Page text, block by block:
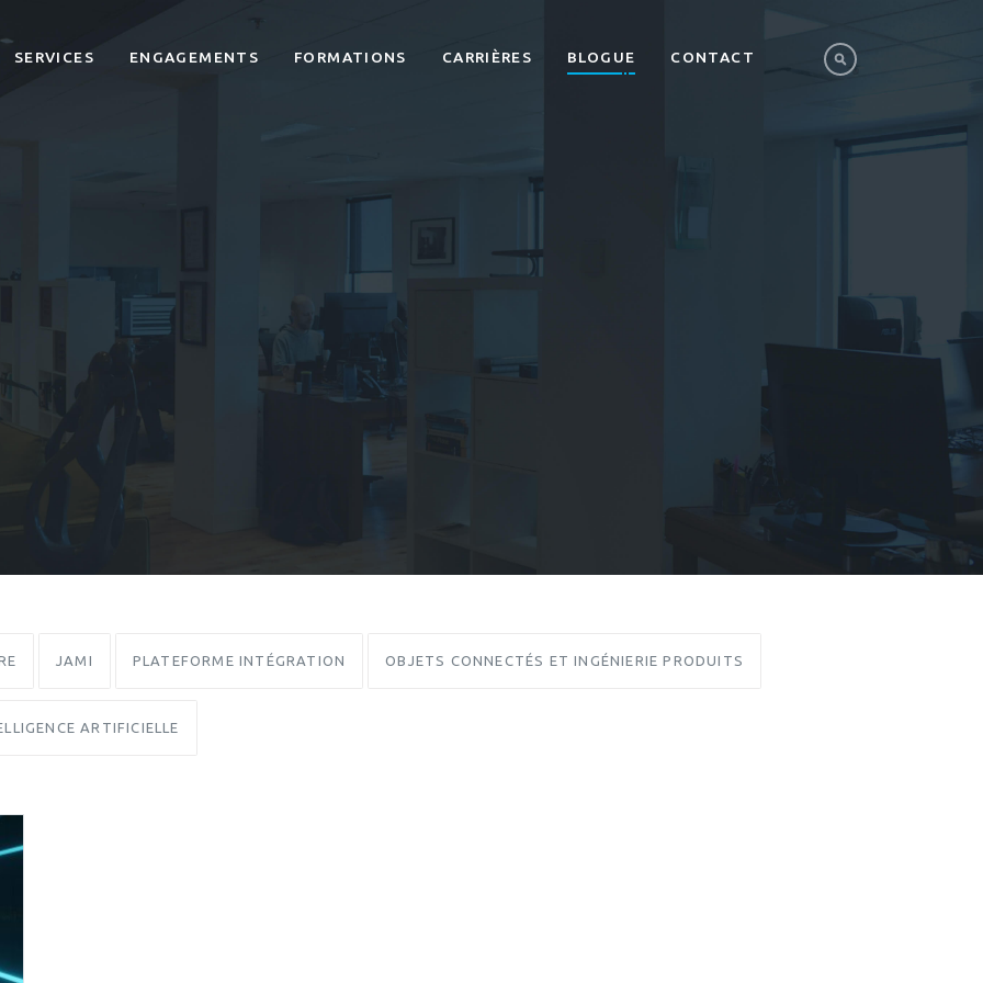
SERVICES ENGAGEMENTS FORMATIONS CARRIÈRES BLOGUE CONTACT
JAMI PLATEFORME INTÉGRATION OBJETS CONNECTÉS ET INGÉNIERIE PRODUITS
ARTIFICIELLE